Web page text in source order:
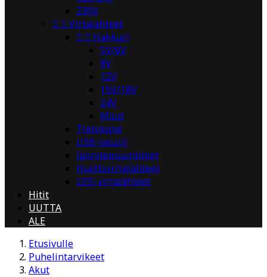
230V
  Virtalähteet
  Hakkuri
5V/6V
9V
12V
15V/18V
24V
Muut
Tietokone
USB-laturit
Jännitemuuntimet
Huoltovirtalähteet
LED-virtalähteet
Hitit
UUTTA
ALE
Etusivulle
Puhelintarvikeet
Akut